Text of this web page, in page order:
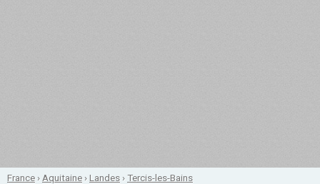
France › Aquitaine ›Landes ›Tercis-les-Bains